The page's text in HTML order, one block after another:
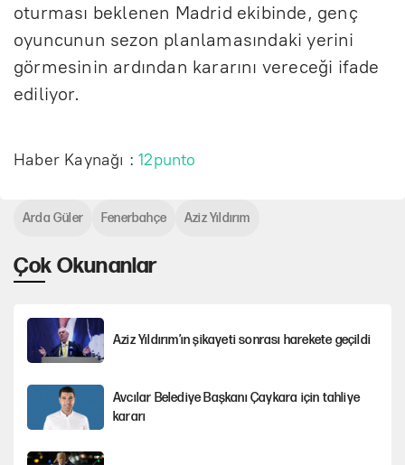
oturması beklenen Madrid ekibinde, genç
oyuncunun sezon planlamasındaki yerini
görmesinin ardından kararını vereceği ifade
ediliyor.
Haber Kaynağı :12punto
Çok Okunanlar
Aziz Yıldırım’ın şikayeti sonrası harekete geçildi
Avcılar Belediye Başkanı Çaykara için tahliye
kararı
Arda Güler Fenerbahçe Aziz Yıldırım